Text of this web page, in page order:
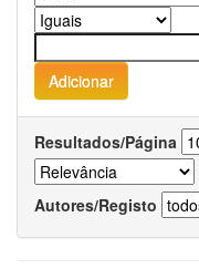
Resultados/Página
Autores/Registo